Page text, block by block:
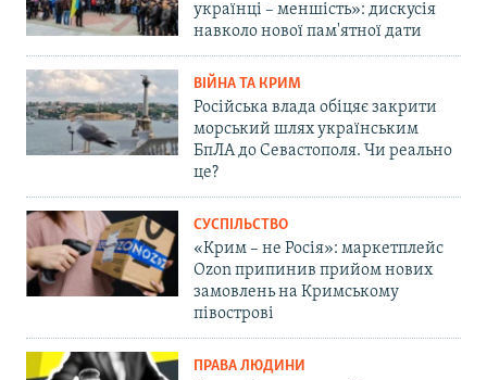
українці – меншість»: дискусія
навколо нової пам'ятної дати
ВІЙНА ТА КРИМ
Російська влада обіцяє закрити
морський шлях українським
БпЛА до Севастополя. Чи реально
це?
СУСПІЛЬСТВО
«Крим – не Росія»: маркетплейс
Ozon припинив прийом нових
замовлень на Кримському
півострові
ПРАВА ЛЮДИНИ